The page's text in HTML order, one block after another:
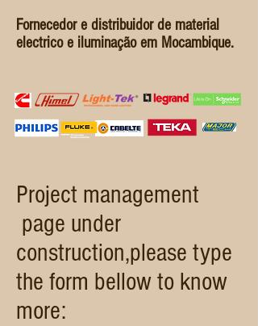
Fornecedor e distribuidor de material
electrico e iluminação em Mocambique.
Project management
page under
construction,please type
the form bellow to know
more: